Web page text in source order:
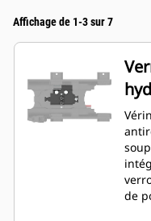
Affichage de 1-3 sur 7
de